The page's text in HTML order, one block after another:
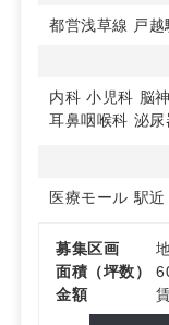
都営浅草線 戸越
内科 小児科 脳
耳鼻咽喉科 泌尿
医療モール 駅近
募集区画
面積（坪数）
金額